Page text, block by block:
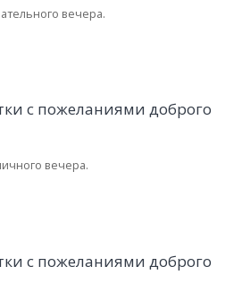
вечера.
вечера.